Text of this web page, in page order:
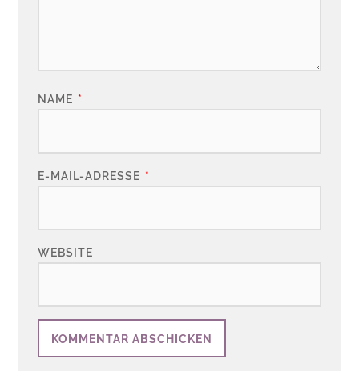
NAME *
E-MAIL-ADRESSE *
WEBSITE